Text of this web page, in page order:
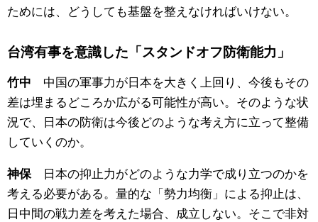
ためには、どうしても基盤を整えなければいけない。
台湾有事を意識した「スタンドオフ防衛能力」
竹中 中国の軍事力が日本を大きく上回り、今後もその
差は埋まるどころか広がる可能性が高い。そのような状
況で、日本の防衛は今後どのような考え方に立って整備
していくのか。
神保日本の抑止力がどのような力学で成り立つのかを
考える必要がある。量的な「勢力均衡」による抑止は、
日中間の戦力差を考えた場合、成立しない。そこで非対